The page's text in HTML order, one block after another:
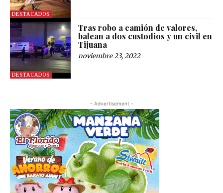
DESTACADOS
DESTACADOS
Tras robo a camión de valores,
balean a dos custodios y un civil en
Tijuana
noviembre 23, 2022
- Advertisement -